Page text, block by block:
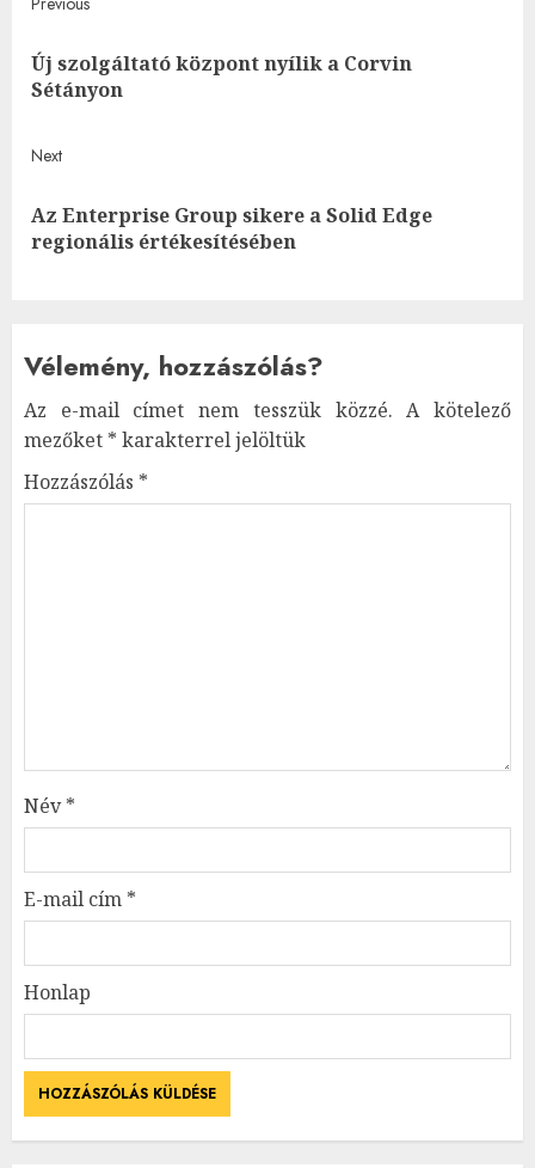
Post
navigation
Új szolgáltató központ nyílik a Corvin
Sétányon
Next
Next
post:
Az Enterprise Group sikere a Solid Edge
regionális értékesítésében
Vélemény, hozzászólás?
Az e-mail címet nem tesszük közzé. A kötelező
mezőket * karakterrel jelöltük
Hozzászólás *
Név*
E-mail cím *
Honlap